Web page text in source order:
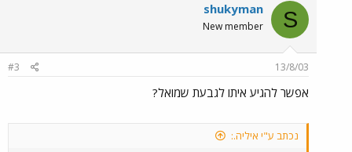
S
shukyman
New member
13/8/03
#3
אפשר להגיע איתו לגבעת שמואל?
נכתב ע"י איליה.: